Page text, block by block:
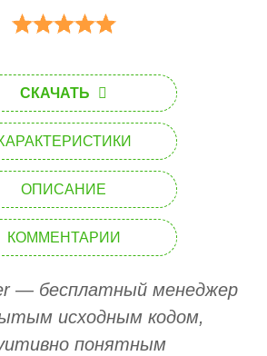
СКАЧАТЬ
ОПИСАНИЕ
КОММЕНТАРИИ
— бесплатный менеджер
исходным кодом,
понятным